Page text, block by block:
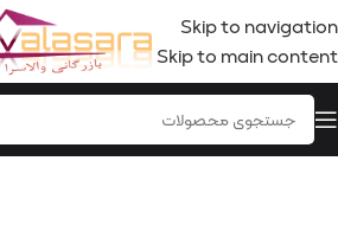
Skip to navigation
Skip to main content